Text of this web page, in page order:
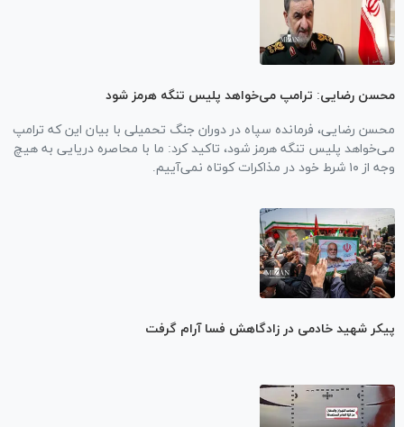
محسن رضایی: ترامپ می‌خواهد پلیس تنگه هرمز شود
محسن رضایی، فرمانده سپاه در دوران جنگ تحمیلی با بیان این که ترامپ
می‌خواهد پلیس تنگه هرمز شود، تاکید کرد: ما با محاصره دریایی به هیچ
وجه از ۱۰ شرط خود در مذاکرات کوتاه نمی‌آییم.
پیکر شهید خادمی در زادگاهش فسا آرام گرفت